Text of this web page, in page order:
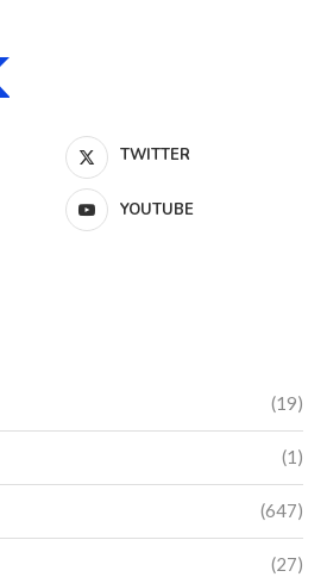
TWITTER
YOUTUBE
(19)
(1)
(647)
(27)